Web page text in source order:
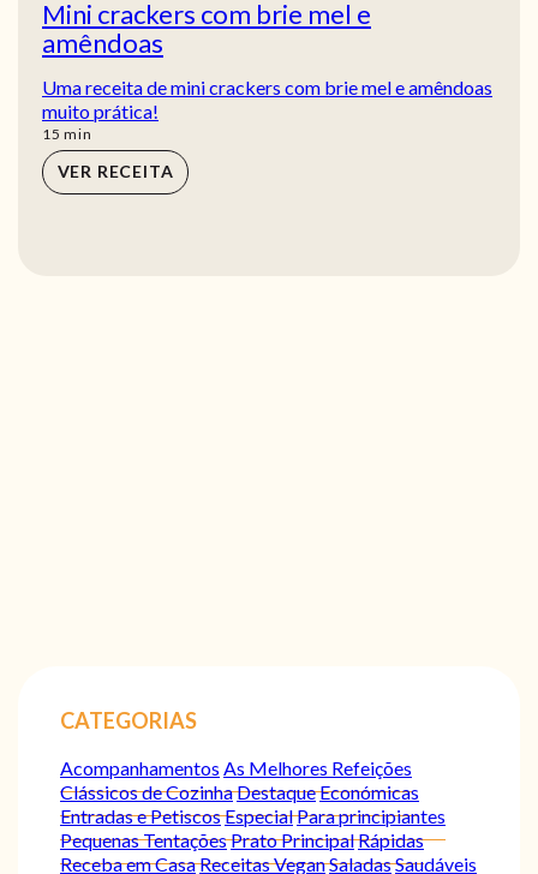
Mini crackers com brie mel e
amêndoas
Uma receita de mini crackers com brie mel e amêndoas
muito prática!
15 min
min
VER RECEITA
CATEGORIAS
Acompanhamentos As Melhores Refeições
Clássicos de CozinhaDestaqueEconómicas
Entradas e PetiscosEspecialPara principiantes
Pequenas TentaçõesPrato PrincipalRápidas
Receba em CasaReceitas VeganSaladasSaudáveis